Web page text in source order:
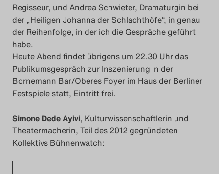
Das Theatertreffen-Blog
2023
Das Theatertreffen-Blog
2024
Das Theatertreffen-Blog
2025
Das Theatertreffen-Blog
Regisseur, und Andrea Schwieter, Dramaturgin bei
der „Heiligen Johanna der Schlachthöfe“, in genau
der Reihenfolge, in der ich die Gespräche geführt
habe.
Heute Abend findet übrigens um 22.30 Uhr das
Publikumsgespräch zur Inszenierung in der
Bornemann Bar/Oberes Foyer im Haus der Berliner
Festspiele statt, Eintritt frei.
Simone Dede Ayivi, Kulturwissenschaftlerin und
Theatermacherin, Teil des 2012 gegründeten
Kollektivs Bühnenwatch: